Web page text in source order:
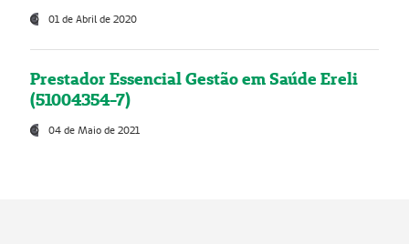
01 de Abril de 2020
Prestador Essencial Gestão em Saúde Ereli
(51004354-7)
04 de Maio de 2021